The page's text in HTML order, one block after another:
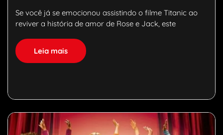
Se você já se emocionou assistindo o filme Titanic ao
reviver a história de amor de Rose e Jack, este
Leia mais